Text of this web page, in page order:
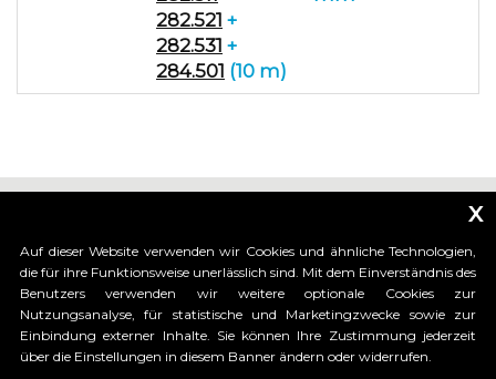
282.521 +
282.531 +
284.501 (10 m)
_____________________________
x
Auf dieser Website verwenden wir Cookies und ähnliche Technologien,
die für ihre Funktionsweise unerlässlich sind. Mit dem Einverständnis des
Benutzers verwenden wir weitere optionale Cookies zur
Nutzungsanalyse, für statistische und Marketingzwecke sowie zur
Einbindung externer Inhalte. Sie können Ihre Zustimmung jederzeit
über die Einstellungen in diesem Banner ändern oder widerrufen.